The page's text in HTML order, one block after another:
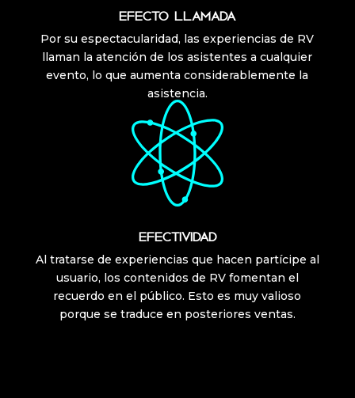
EFECTO LLAMADA
Por su espectacularidad, las experiencias de RV
llaman la atención de los asistentes a cualquier
evento, lo que aumenta considerablemente la
asistencia.
EFECTIVIDAD
Al tratarse de experiencias que hacen partícipe al
usuario, los contenidos de RV fomentan el
recuerdo en el público. Esto es muy valioso
porque se traduce en posteriores ventas.